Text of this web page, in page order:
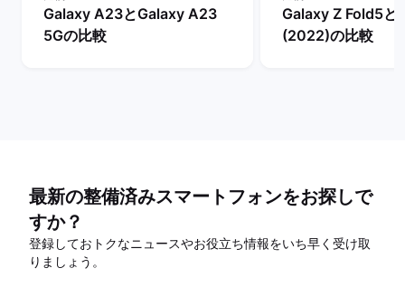
Galaxy A23とGalaxy A23
5Gの比較
Galaxy Z Fold5と
(2022)の比較
最新の整備済みスマートフォンをお探しで
すか？
登録しておトクなニュースやお役立ち情報をいち早く受け取
りましょう。